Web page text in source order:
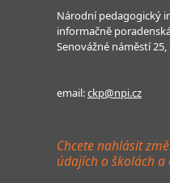
Národní pedagogický
informačně
Senovážné náměstí 25,
email:ckp@npi.cz
Chcete nahlásit
údajích o školách a